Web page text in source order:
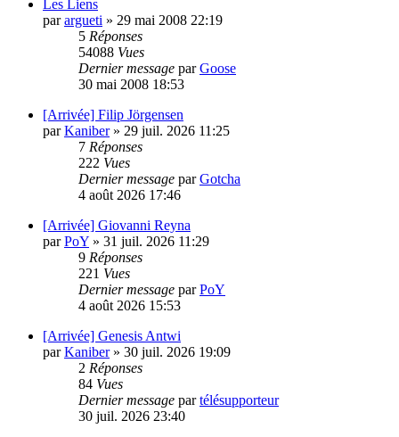
Les Liens
parargueti » 29 mai 2008 22:19
5 Réponses
54088 Vues
Dernier message parGoose
30 mai 2008 18:53
[Arrivée] Filip Jörgensen
parKaniber» 29 juil. 2026 11:25
7 Réponses
222 Vues
Dernier message parGotcha
4 août 2026 17:46
[Arrivée] Giovanni Reyna
parPoY » 31 juil. 2026 11:29
9 Réponses
221 Vues
Dernier message parPoY
4 août 2026 15:53
[Arrivée] Genesis Antwi
parKaniber» 30 juil. 2026 19:09
2 Réponses
84 Vues
Dernier message partélésupporteur
30 juil. 2026 23:40